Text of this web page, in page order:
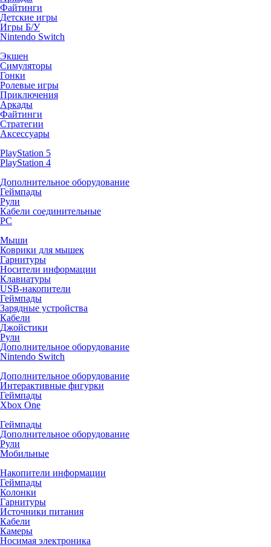
Файтинги
Детские игры
Игры Б/У
Nintendo Switch
Экшен
Симуляторы
Гонки
Ролевые игры
Приключения
Аркады
Файтинги
Стратегии
Аксессуары
PlayStation 5
PlayStation 4
Дополнительное оборудование
Геймпады
Рули
Кабели соединительные
PC
Мыши
Коврики для мышек
Гарнитуры
Носители информации
Клавиатуры
USB-накопители
Геймпады
Зарядные устройства
Кабели
Джойстики
Рули
Дополнительное оборудование
Nintendo Switch
Дополнительное оборудование
Интерактивные фигурки
Геймпады
Xbox One
Геймпады
Дополнительное оборудование
Рули
Мобильные
Накопители информации
Геймпады
Колонки
Гарнитуры
Источники питания
Кабели
Камеры
Носимая электроника